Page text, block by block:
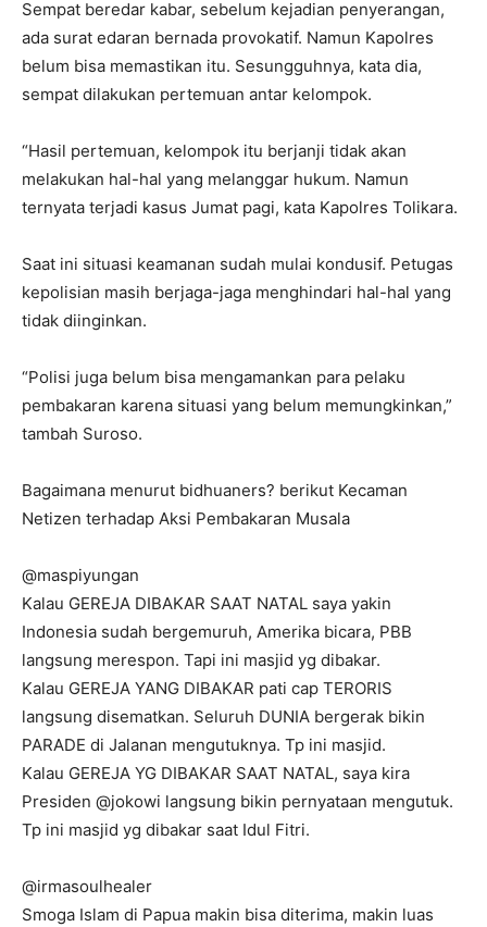
Sempat beredar kabar, sebelum kejadian penyerangan,
ada surat edaran bernada provokatif. Namun Kapolres
belum bisa memastikan itu. Sesungguhnya, kata dia,
sempat dilakukan pertemuan antar kelompok.
“Hasil pertemuan, kelompok itu berjanji tidak akan
melakukan hal-hal yang melanggar hukum. Namun
ternyata terjadi kasus Jumat pagi, kata Kapolres Tolikara.
Saat ini situasi keamanan sudah mulai kondusif. Petugas
kepolisian masih berjaga-jaga menghindari hal-hal yang
tidak diinginkan.
“Polisi juga belum bisa mengamankan para pelaku
pembakaran karena situasi yang belum memungkinkan,”
tambah Suroso.
Bagaimana menurut bidhuaners? berikut Kecaman
Netizen terhadap Aksi Pembakaran Musala
@maspiyungan
Kalau GEREJA DIBAKAR SAAT NATAL saya yakin
Indonesia sudah bergemuruh, Amerika bicara, PBB
langsung merespon. Tapi ini masjid yg dibakar.
Kalau GEREJA YANG DIBAKAR pati cap TERORIS
langsung disematkan. Seluruh DUNIA bergerak bikin
PARADE di Jalanan mengutuknya. Tp ini masjid.
Kalau GEREJA YG DIBAKAR SAAT NATAL, saya kira
Presiden @jokowi langsung bikin pernyataan mengutuk.
Tp ini masjid yg dibakar saat Idul Fitri.
@irmasoulhealer
Smoga Islam di Papua makin bisa diterima, makin luas